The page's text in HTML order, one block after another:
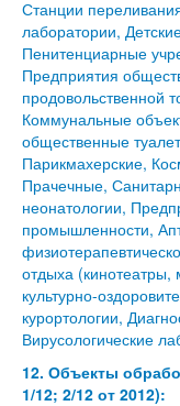
Станции
лаборатории,
Пенитенциарные
Предприятия
продовольственной
Коммунальные
общественные
Парикмахерские,
Прачечные,
неонатологии,
промышленности,
отдыха
культурно-
курортологии,
Вирусологические
12. Объекты
1/12; 2/12 от 2012):